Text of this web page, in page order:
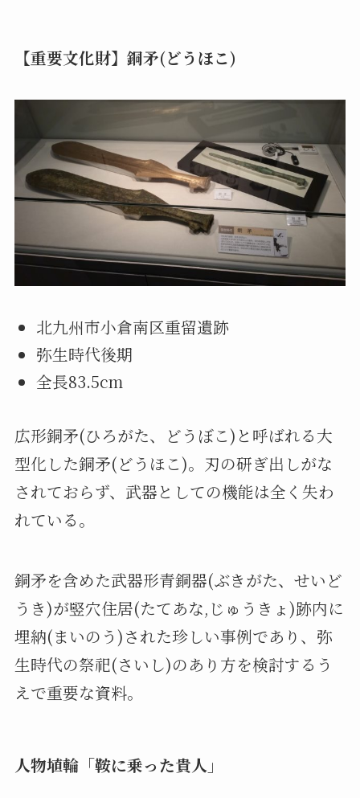
【重要文化財】銅矛(どうほこ)
北九州市小倉南区重留遺跡
弥生時代後期
全長83.5cm
広形銅矛(ひろがた、どうぼこ)と呼ばれる大
型化した銅矛(どうほこ)。刃の研ぎ出しがな
されておらず、武器としての機能は全く失わ
れている。
銅矛を含めた武器形青銅器(ぶきがた、せいど
うき)が竪穴住居(たてあな,じゅうきょ)跡内に
埋納(まいのう)された珍しい事例であり、弥
生時代の祭祀(さいし)のあり方を検討するう
えで重要な資料。
人物埴輪「鞍に乗った貴人」